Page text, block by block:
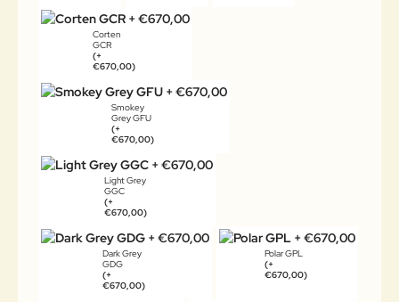
Corten
GCR
(+
€670,00)
Smokey
Grey GFU
(+
€670,00)
Light Grey
GGC
(+
€670,00)
Dark Grey
GDG
(+
€670,00)
Polar GPL
(+
€670,00)